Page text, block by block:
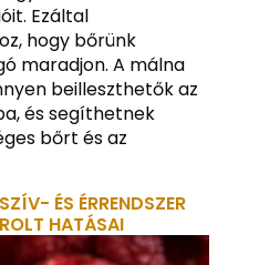
Ezáltal
hogy bőrünk
maradjon. A málna
beilleszthetők az
és segíthetnek
bőrt és az
ÉS ÉRRENDSZER
HATÁSAI